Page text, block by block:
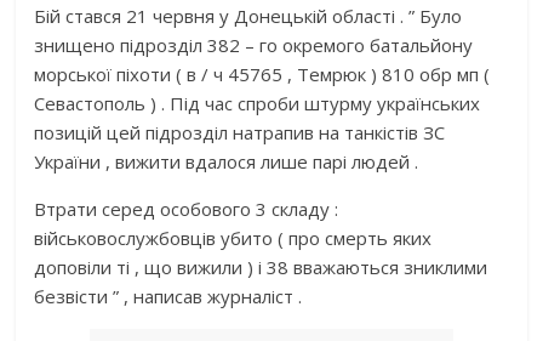
Бій стався 21 червня у Донецькій області . ” Було
знищено підрозділ 382 – го окремого батальйону
морської піхоти ( в / ч 45765 , Темрюк ) 810 обр мп (
Севастополь ) . Під час спроби штурму українських
позицій цей підрозділ натрапив на танкістів ЗС
України , вижити вдалося лише парі людей .
Втрати серед особового 3 складу :
військовослужбовців убито ( про смерть яких
доповіли ті , що вижили ) і 38 вважаються зниклими
безвісти ” , написав журналіст .